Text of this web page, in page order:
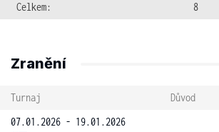
Celkem:
8
Zranění
Turnaj
Důvod
07.01.2026 - 19.01.2026